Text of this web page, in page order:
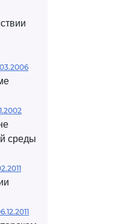
среды